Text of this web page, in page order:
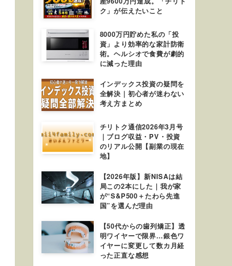
ク」が伝えたいこと
8000万円貯めた私の「投
資」より効率的な家計防衛
術。ヘルシオで食費が劇的
に減った理由
インデックス投資の疑問を
全解決｜初心者が迷わない
考え方まとめ
チリトク通信2026年3月号
｜ブログ収益・PV・投資
のリアル公開【副業の現在
地】
【2026年版】新NISAは結
局この2本にした｜我が家
が“S&P500＋たわら先進
国”を選んだ理由
【50代からの歯列矯正】透
明ワイヤーで限界…銀色ワ
イヤーに変更して数カ月経
った正直な感想